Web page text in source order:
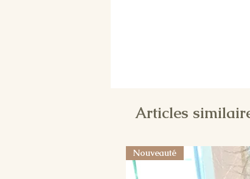
Articles
Nouveauté